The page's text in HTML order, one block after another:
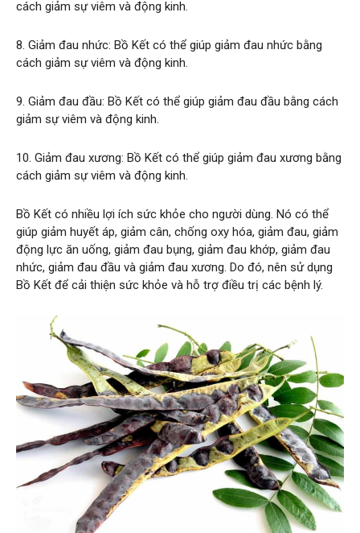
cách giảm sự viêm và động kinh.
8. Giảm đau nhức: Bồ Kết có thể giúp giảm đau nhức bằng
cách giảm sự viêm và động kinh.
9. Giảm đau đầu: Bồ Kết có thể giúp giảm đau đầu bằng cách
giảm sự viêm và động kinh.
10. Giảm đau xương: Bồ Kết có thể giúp giảm đau xương bằng
cách giảm sự viêm và động kinh.
Bồ Kết có nhiều lợi ích sức khỏe cho người dùng. Nó có thể
giúp giảm huyết áp, giảm cân, chống oxy hóa, giảm đau, giảm
động lực ăn uống, giảm đau bụng, giảm đau khớp, giảm đau
nhức, giảm đau đầu và giảm đau xương. Do đó, nên sử dụng
Bồ Kết để cải thiện sức khỏe và hỗ trợ điều trị các bệnh lý.